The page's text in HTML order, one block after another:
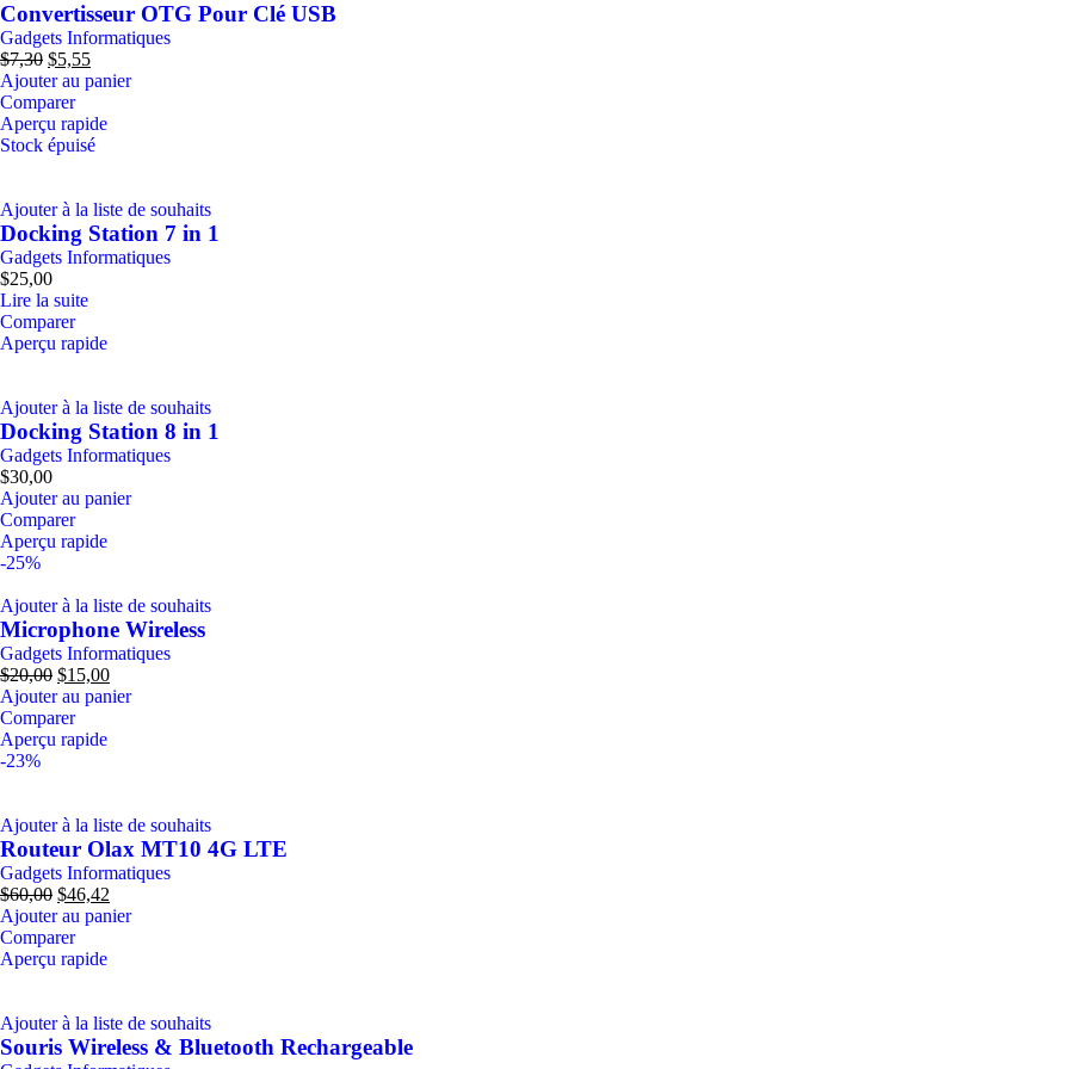
Convertisseur OTG Pour Clé USB
Gadgets Informatiques
$7,30 $5,55
Ajouter au panier
Comparer
Aperçu rapide
Stock épuisé
Ajouter à la liste de souhaits
Docking Station 7 in 1
Gadgets Informatiques
$25,00
Lire la suite
Comparer
Aperçu rapide
Ajouter à la liste de souhaits
Docking Station 8 in 1
Gadgets Informatiques
$30,00
Ajouter au panier
Comparer
Aperçu rapide
-25%
Ajouter à la liste de souhaits
Microphone Wireless
Gadgets Informatiques
$20,00 $15,00
Ajouter au panier
Comparer
Aperçu rapide
-23%
Ajouter à la liste de souhaits
Routeur Olax MT10 4G LTE
Gadgets Informatiques
$60,00 $46,42
Ajouter au panier
Comparer
Aperçu rapide
Ajouter à la liste de souhaits
Souris Wireless & Bluetooth Rechargeable